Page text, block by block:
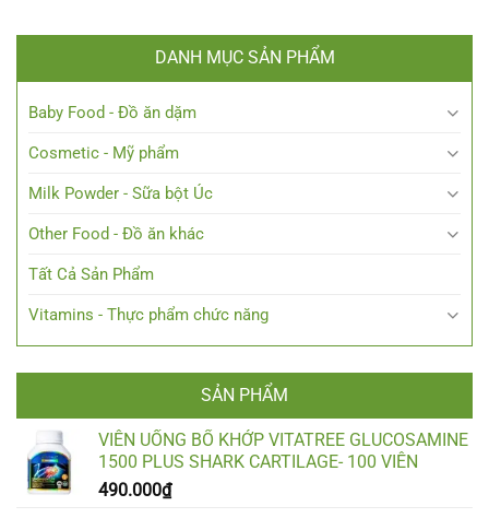
DANH MỤC SẢN PHẨM
Baby Food - Đồ ăn dặm
Cosmetic - Mỹ phẩm
Milk Powder - Sữa bột Úc
Other Food - Đồ ăn khác
Tất Cả Sản Phẩm
Vitamins - Thực phẩm chức năng
SẢN PHẨM
VIÊN UỐNG BỔ KHỚP VITATREE GLUCOSAMINE
1500 PLUS SHARK CARTILAGE- 100 VIÊN
490.000₫